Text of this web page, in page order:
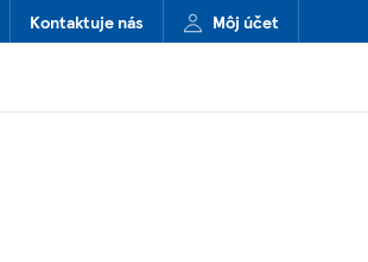
Kontaktuje nás Môj účet